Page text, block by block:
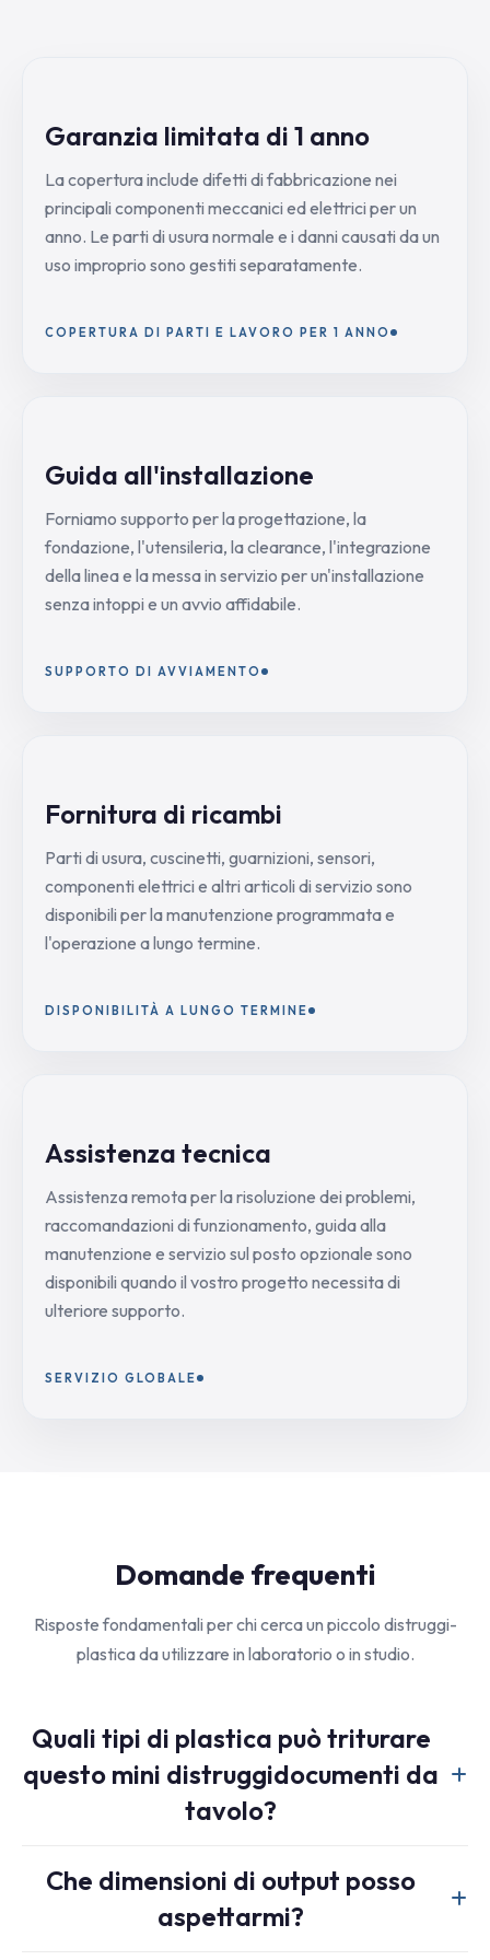
Garanzia limitata di 1 anno
La copertura include difetti di fabbricazione nei
principali componenti meccanici ed elettrici per un
anno. Le parti di usura normale e i danni causati da un
uso improprio sono gestiti separatamente.
COPERTURA DI PARTI E LAVORO PER 1 ANNO
Guida all'installazione
Forniamo supporto per la progettazione, la
fondazione, l'utensileria, la clearance, l'integrazione
della linea e la messa in servizio per un'installazione
senza intoppi e un avvio affidabile.
SUPPORTO DI AVVIAMENTO
Fornitura di ricambi
Parti di usura, cuscinetti, guarnizioni, sensori,
componenti elettrici e altri articoli di servizio sono
disponibili per la manutenzione programmata e
l'operazione a lungo termine.
DISPONIBILITÀ A LUNGO TERMINE
Assistenza tecnica
Assistenza remota per la risoluzione dei problemi,
raccomandazioni di funzionamento, guida alla
manutenzione e servizio sul posto opzionale sono
disponibili quando il vostro progetto necessita di
ulteriore supporto.
SERVIZIO GLOBALE
Domande frequenti
Risposte fondamentali per chi cerca un piccolo distruggi-
plastica da utilizzare in laboratorio o in studio.
Quali tipi di plastica può triturare
questo mini distruggidocumenti da
tavolo?
riuscite, tappi di bottiglia, sprue, canali di colata, contenitori
rigidi e pezzi di bottiglie in PET preparati. Il materiale deve
Che dimensioni di output posso
aspettarmi?